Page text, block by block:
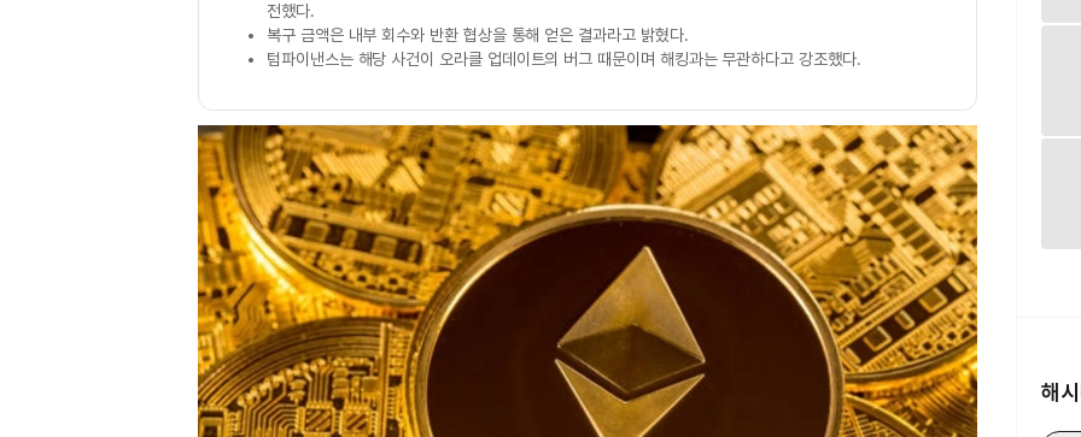
전했다.
복구 금액은 내부 회수와 반환 협상을 통해 얻은 결과라고 밝혔다.
텀파이낸스는 해당 사건이 오라클 업데이트의 버그 때문이며 해킹과는 무관하다고 강조했다.
해